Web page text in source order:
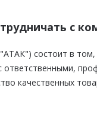
с
состоит в том,
качественных